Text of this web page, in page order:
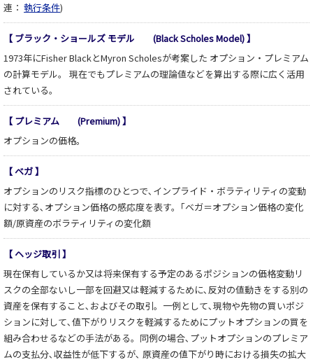
連： 執行条件)
【 ブラック・ショールズ モデル (Black Scholes Model) 】
1973年にFisher BlackとMyron Scholesが考案した オプション・プレミアム
の計算モデル。 現在でもプレミアムの理論値などを算出する際に広く活用
されている。
【 プレミアム (Premium) 】
オプションの価格。
【 ベガ 】
オプションのリスク指標のひとつで､インプライド・ボラティリティの変動
に対する､オプション価格の感応度を表す。｢ベガ＝オプション価格の変化
額/原資産のボラティリティの変化額
【 ヘッジ取引 】
現在保有しているか又は将来保有する予定のあるポジションの価格変動リ
スクの全部ないし一部を回避又は軽減するために､反対の値動きをする別の
資産を保有すること､およびその取引。一例として､現物や先物の買いポジ
ションに対して､値下がりリスクを軽減するためにプットオプションの買を
組み合わせるなどの手法がある。同例の場合､プットオプションのプレミア
ムの支払分､収益性が低下するが､ 原資産の値下がり時における損失の拡大